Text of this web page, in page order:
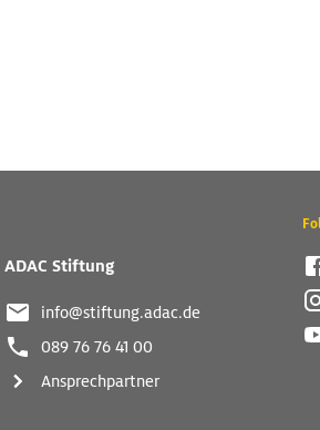
ADAC Stiftung
info@stiftung.adac.de
089 76 76 41 00
Ansprechpartner